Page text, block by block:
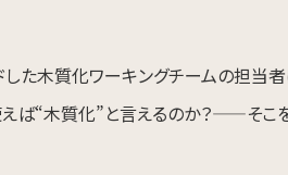
た木質化ワーキングチームの担当者
ば“木質化”と言えるのか？——そこを